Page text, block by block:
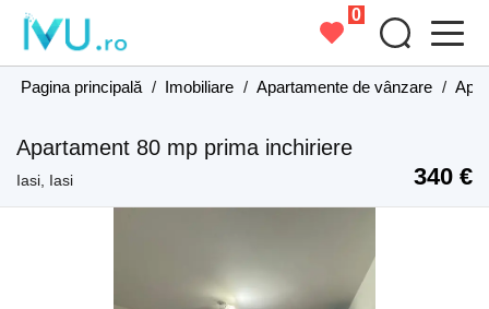
0
Pagina principală / Imobiliare / Apartamente de vânzare /
Apartament 80 mp prima inchiriere
Iasi, Iasi 340 €